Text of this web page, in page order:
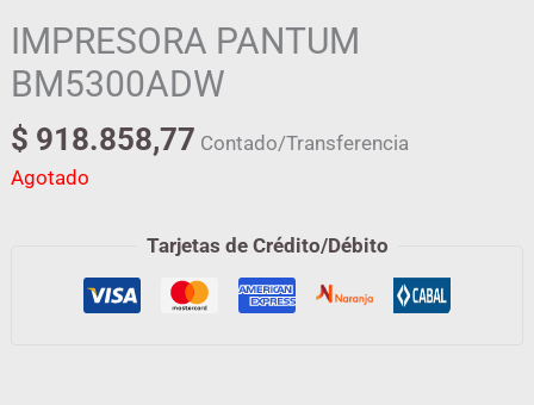
IMPRESORA PANTUM
BM5300ADW
$ 918.858,77 Contado/Transferencia
Agotado
Tarjetas de Crédito/Débito